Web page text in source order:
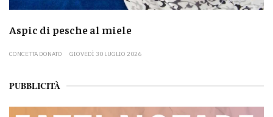
Aspic di pesche al miele
CONCETTA DONATO GIOVEDÌ 30 LUGLIO 2026
PUBBLICITÀ